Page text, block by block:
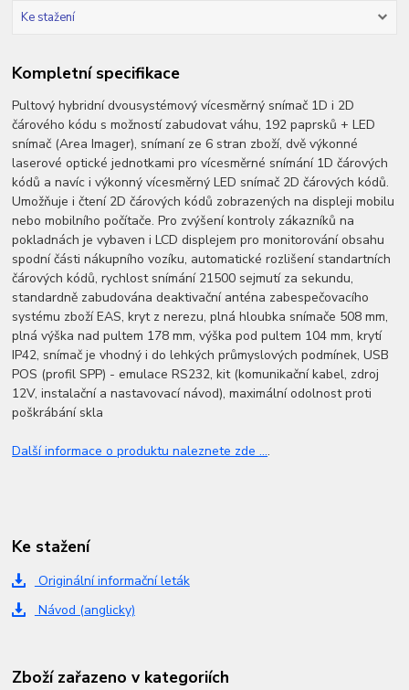
Ke stažení
Kompletní specifikace
Pultový hybridní dvousystémový vícesměrný snímač 1D i 2D
čárového kódu s možností zabudovat váhu, 192 paprsků + LED
snímač (Area Imager), snímaní ze 6 stran zboží, dvě výkonné
laserové optické jednotkami pro vícesměrné snímání 1D čárových
kódů a navíc i výkonný vícesměrný LED snímač 2D čárových kódů.
Umožňuje i čtení 2D čárových kódů zobrazených na displeji mobilu
nebo mobilního počítače. Pro zvýšení kontroly zákazníků na
pokladnách je vybaven i LCD displejem pro monitorování obsahu
spodní části nákupního vozíku, automatické rozlišení standartních
čárových kódů, rychlost snímání 21500 sejmutí za sekundu,
standardně zabudována deaktivační anténa zabespečovacího
systému zboží EAS, kryt z nerezu, plná hloubka snímače 508 mm,
plná výška nad pultem 178 mm, výška pod pultem 104 mm, krytí
IP42, snímač je vhodný i do lehkých průmyslových podmínek, USB
POS (profil SPP) - emulace RS232, kit (komunikační kabel, zdroj
12V, instalační a nastavovací návod), maximální odolnost proti
poškrábání skla
Další informace o produktu naleznete zde ....
Ke stažení
Originální informační leták
Návod (anglicky)
Zboží zařazeno v kategoriích